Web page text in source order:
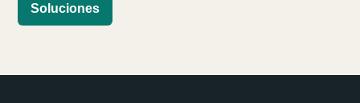
Soluciones